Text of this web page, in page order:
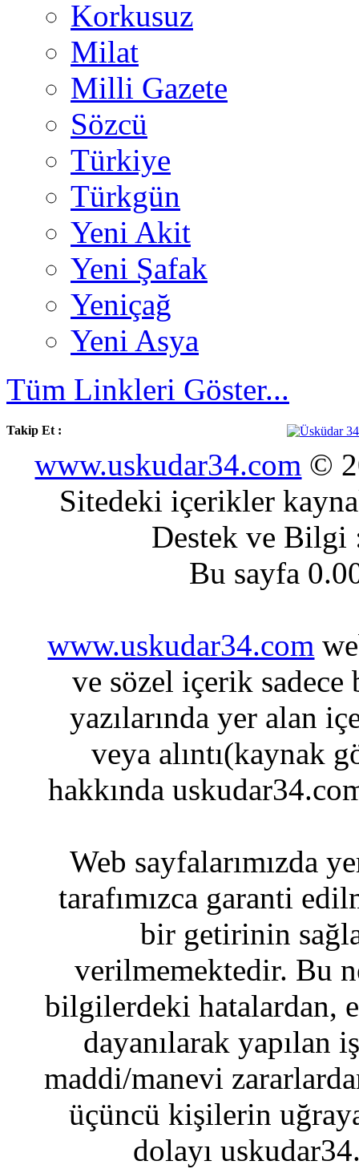
Korkusuz
Milat
Milli Gazete
Sözcü
Türkiye
Türkgün
Yeni Akit
Yeni Şafak
Yeniçağ
Yeni Asya
Tüm Linkleri Göster...
Takip Et :
www.uskudar34.com ©
Sitedeki içerikler
Destek ve
Bu sayfa
www.uskudar34.com
ve sözel içerik sadece
yazılarında yer alan
veya alıntı(kaynak
hakkında
Web sayfalarımızda
tarafımızca garanti
bir getirinin
verilmemektedir. Bu
bilgilerdeki hatalardan,
dayanılarak yapılan
maddi/manevi
üçüncü kişilerin
dolayı